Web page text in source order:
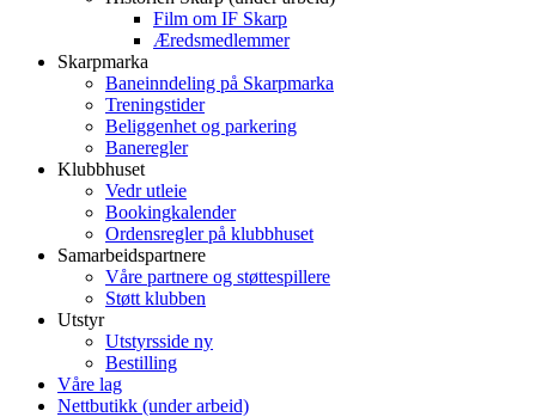
Film om IF Skarp
Æredsmedlemmer
Skarpmarka
Baneinndeling på Skarpmarka
Treningstider
Beliggenhet og parkering
Baneregler
Klubbhuset
Vedr utleie
Bookingkalender
Ordensregler på klubbhuset
Samarbeidspartnere
Våre partnere og støttespillere
Støtt klubben
Utstyr
Utstyrsside ny
Bestilling
Våre lag
Nettbutikk (under arbeid)